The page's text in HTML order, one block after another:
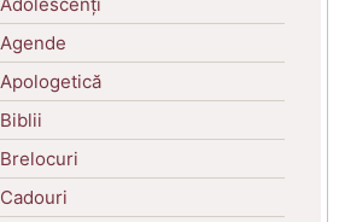
Agende
Apologetică
Biblii
Brelocuri
Cadouri